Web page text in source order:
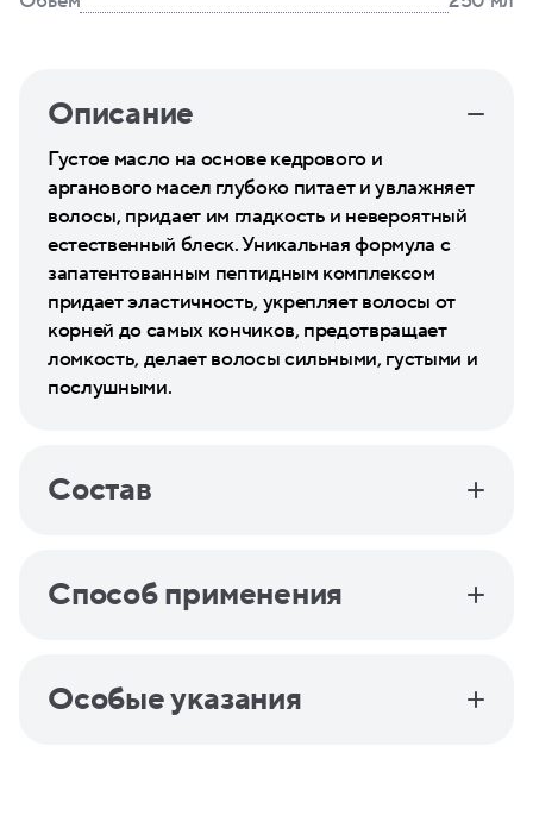
Описание
Густое масло на основе кедрового и
арганового масел глубоко питает и увлажняет
волосы, придает им гладкость и невероятный
естественный блеск. Уникальная формула с
запатентованным пептидным комплексом
придает эластичность, укрепляет волосы от
корней до самых кончиков, предотвращает
ломкость, делает волосы сильными, густыми и
послушными.
Состав
Способ применения
Особые указания